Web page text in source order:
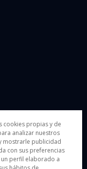
cookies propias y de
analizar nuestros
mostrarle publicidad
con sus preferencias
un perfil elaborado a